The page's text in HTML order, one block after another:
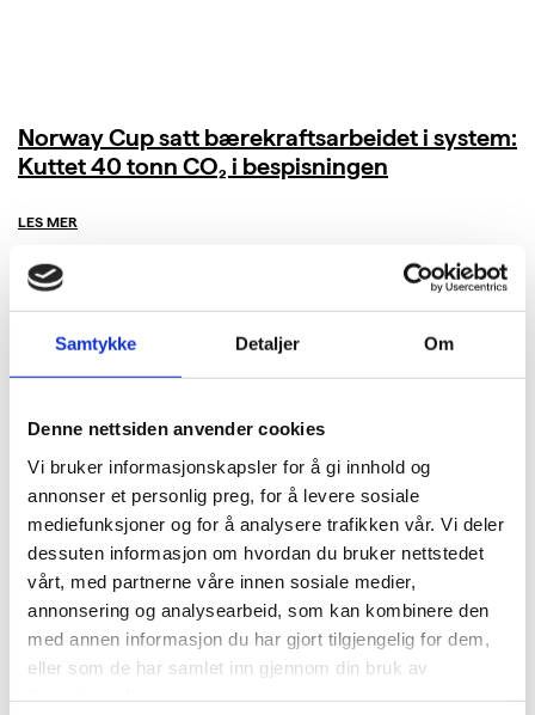
Samtykke Detaljer Om
Denne nettsiden anvender cookies
Vi bruker informasjonskapsler for å gi innhold og
annonser et personlig preg, for å levere sosiale
mediefunksjoner og for å analysere trafikken vår. Vi deler
dessuten informasjon om hvordan du bruker nettstedet
vårt, med partnerne våre innen sosiale medier,
annonsering og analysearbeid, som kan kombinere den
med annen informasjon du har gjort tilgjengelig for dem,
eller som de har samlet inn gjennom din bruk av
Norway Cup satt bærekraftsarbeidet i system:
Kuttet 40 tonn CO₂ i bespisningen
LES MER